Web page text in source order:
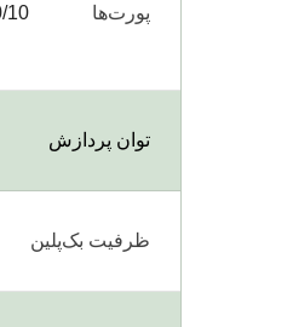
پورت‌ها
توان پردازش
ظرفیت بک‌پلین